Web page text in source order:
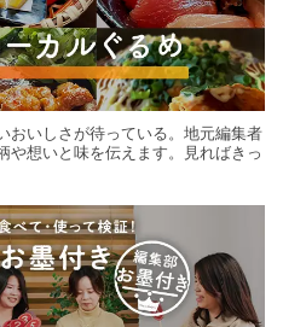
おいしさが待っている。地元編集者
や想いと味を伝えます。見ればきっ